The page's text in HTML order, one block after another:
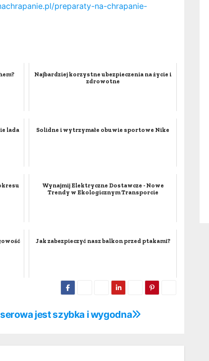
preparaty-na-chrapanie-
Najbardziej korzystne ubezpieczenia na życie i
zdrowotne
lada
Solidne i wytrzymałe obuwie sportowe Nike
Wynajmij Elektryczne Dostawcze - Nowe
Trendy w Ekologicznym Transporcie
Jak zabezpieczyć nasz balkon przed ptakami?
jest szybka i wygodna